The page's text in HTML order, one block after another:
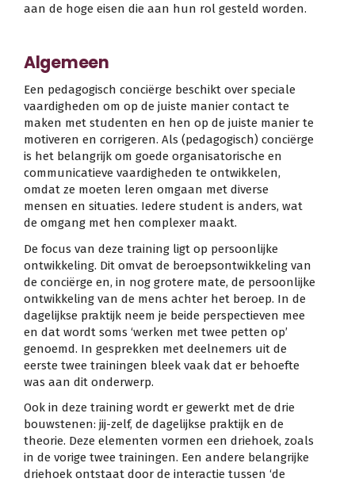
aan de hoge eisen die aan hun rol gesteld worden.
Algemeen
Een pedagogisch conciërge beschikt over speciale
vaardigheden om op de juiste manier contact te
maken met studenten en hen op de juiste manier te
motiveren en corrigeren. Als (pedagogisch) conciërge
is het belangrijk om goede organisatorische en
communicatieve vaardigheden te ontwikkelen,
omdat ze moeten leren omgaan met diverse
mensen en situaties. Iedere student is anders, wat
de omgang met hen complexer maakt.
De focus van deze training ligt op persoonlijke
ontwikkeling. Dit omvat de beroepsontwikkeling van
de conciërge en, in nog grotere mate, de persoonlijke
ontwikkeling van de mens achter het beroep. In de
dagelijkse praktijk neem je beide perspectieven mee
en dat wordt soms ‘werken met twee petten op’
genoemd. In gesprekken met deelnemers uit de
eerste twee trainingen bleek vaak dat er behoefte
was aan dit onderwerp.
Ook in deze training wordt er gewerkt met de drie
bouwstenen: jij-zelf, de dagelijkse praktijk en de
theorie. Deze elementen vormen een driehoek, zoals
in de vorige twee trainingen. Een andere belangrijke
driehoek ontstaat door de interactie tussen ‘de